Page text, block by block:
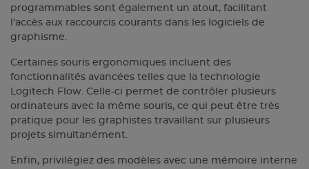
programmables sont également un atout, facilitant
l'accès aux raccourcis courants dans les logiciels de
graphisme.
Certaines souris ergonomiques incluent des
fonctionnalités avancées telles que la technologie
Logitech Flow. Celle-ci permet de contrôler plusieurs
ordinateurs avec la même souris, ce qui peut être très
pratique pour les graphistes travaillant sur plusieurs
projets simultanément.
Enfin, privilégiez des modèles avec une mémoire interne